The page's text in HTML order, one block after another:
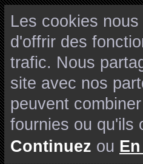
Les cookies
d'offrir des
trafic. Nous
site avec nos
peuvent
fournies ou qu'ils
Continuez ou